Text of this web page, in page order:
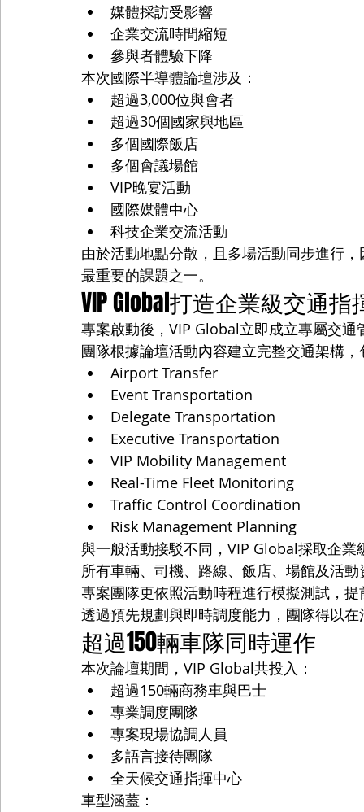
媒體採訪受影響
企業交流時間縮短
參與者體驗下降
本次國際半導體論壇涉及：
超過3,000位與會者
超過30個國家與地區
多個國際飯店
多個會議場館
VIP晚宴活動
國際媒體中心
科技企業交流活動
由於活動地點分散，且多場活動同步進行
最重要的課題之一。
VIP Global打造企業級交通指
專案啟動後，VIP Global立即成立專屬交通
團隊根據論壇活動內容建立完整交通架構，
Airport Transfer
Event Transportation
Delegate Transportation
Executive Transportation
VIP Mobility Management
Real-Time Fleet Monitoring
Traffic Control Coordination
Risk Management Planning
與一般活動接駁不同，VIP Global採取企業
所有車輛、司機、路線、飯店、場館及活
專案團隊更依照活動時程進行模擬測試，
透過預先規劃與即時調度能力，團隊得以
超過150輛車隊同時運作
本次論壇期間，VIP Global共投入：
超過150輛商務車與巴士
專業調度團隊
專案現場協調人員
多語言接待團隊
全天候交通指揮中心
車型涵蓋：